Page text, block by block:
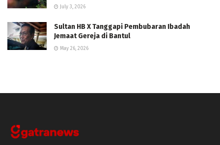
July 3, 2026
Sultan HB X Tanggapi Pembubaran Ibadah
Jemaat Gereja di Bantul
May 26, 2026